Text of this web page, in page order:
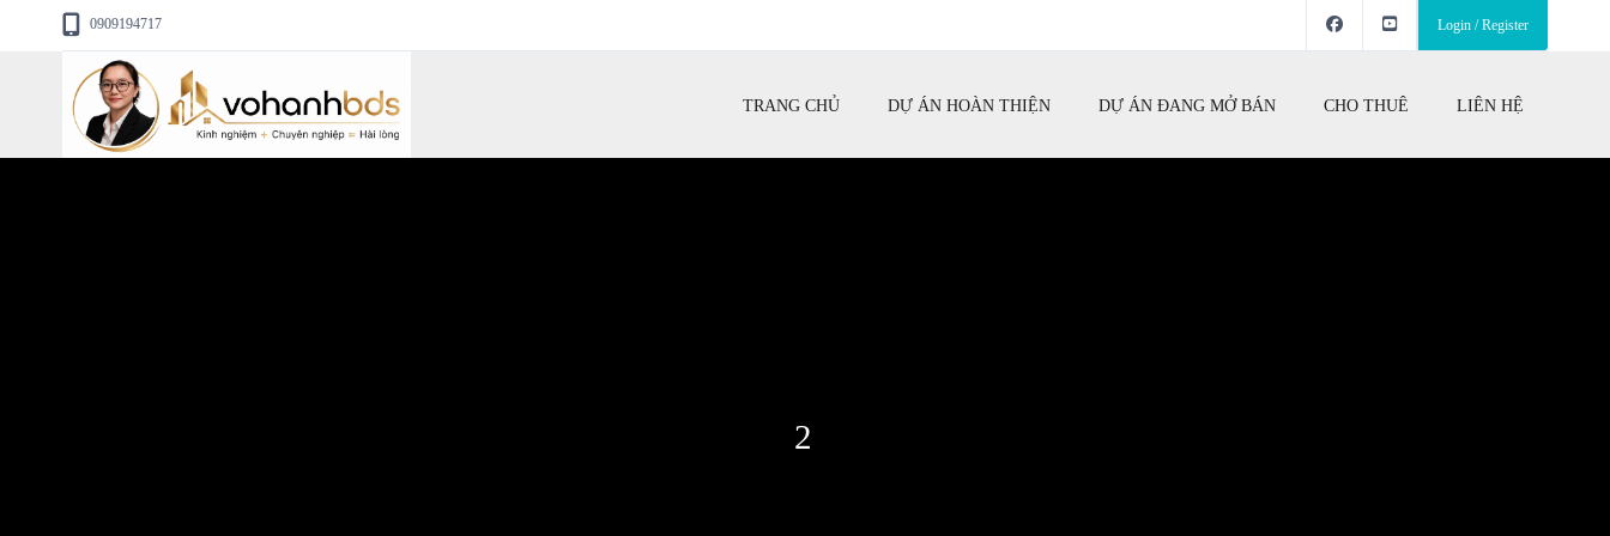
0909194717 Login / Register
TRANG CHỦ DỰ ÁN HOÀN THIỆN DỰ ÁN ĐANG MỞ BÁN CHO THUÊ LIÊN HỆ
2